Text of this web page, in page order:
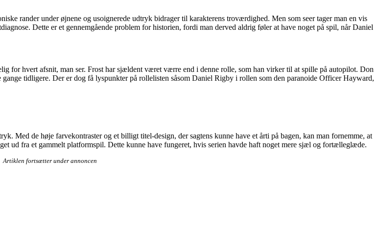
rander under øjnene og usoignerede udtryk bidrager til karakterens troværdighed. Men som seer tager man en vis
Dette er et gennemgående problem for historien, fordi man derved aldrig føler at have noget på spil, når Daniel
for hvert afsnit, man ser. Frost har sjældent været værre end i denne rolle, som han virker til at spille på autopilot. Don
tidligere. Der er dog få lyspunkter på rollelisten såsom Daniel Rigby i rollen som den paranoide Officer Hayward,
Med de høje farvekontraster og et billigt titel-design, der sagtens kunne have et årti på bagen, kan man fornemme, at
ud fra et gammelt platformspil. Dette kunne have fungeret, hvis serien havde haft noget mere sjæl og fortælleglæde.
Artiklen fortsætter under annoncen